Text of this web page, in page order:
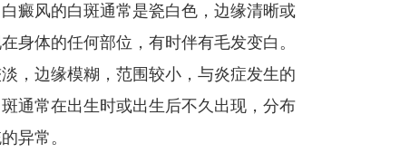
癜风的白斑通常是瓷白色，边缘清晰或
身体的任何部位，有时伴有毛发变白。
，边缘模糊，范围较小，与炎症发生的
通常在出生时或出生后不久出现，分布
异常。